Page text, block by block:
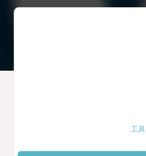
工具